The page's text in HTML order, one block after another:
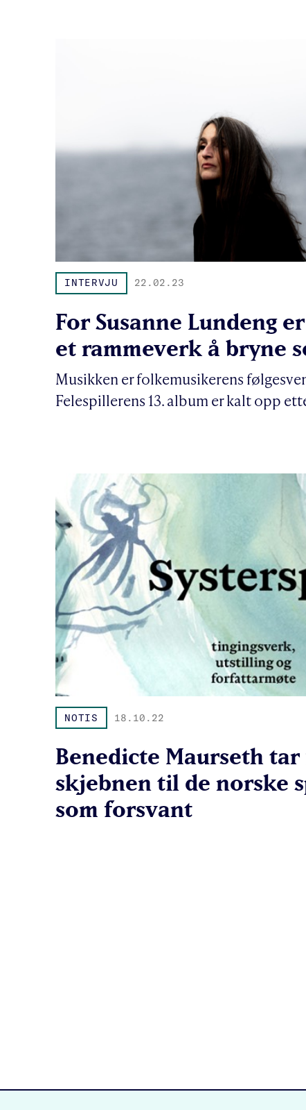
INTERVJU 22.02.23
For Susanne Lundeng
et rammeverk å bryne
Musikken er folkemusikerens
Felespillerens 13. album er kalt opp
NOTIS 18.10.22
Benedicte Maurseth tar
skjebnen til de norske
som forsvant